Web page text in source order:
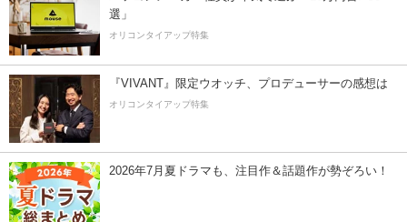
選」
オリコンタイアップ特集
『VIVANT』限定ウオッチ、プロデューサーの感想は
オリコンタイアップ特集
2026年7月夏ドラマも、注目作＆話題作が勢ぞろい！